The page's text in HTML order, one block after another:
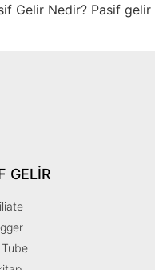
Gelir Nedir? Pasif gelir
GELIR